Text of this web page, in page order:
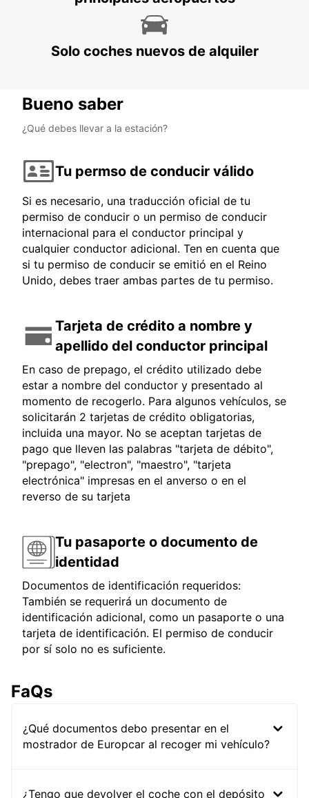
Solo coches nuevos de alquiler
Bueno saber
¿Qué debes llevar a la estación?
Tu permso de conducir válido
Si es necesario, una traducción oficial de tu
permiso de conducir o un permiso de conducir
internacional para el conductor principal y
cualquier conductor adicional. Ten en cuenta que
si tu permiso de conducir se emitió en el Reino
Unido, debes traer ambas partes de tu permiso.
Tarjeta de crédito a nombre y
apellido del conductor principal
En caso de prepago, el crédito utilizado debe
estar a nombre del conductor y presentado al
momento de recogerlo. Para algunos vehículos, se
solicitarán 2 tarjetas de crédito obligatorias,
incluida una mayor. No se aceptan tarjetas de
pago que lleven las palabras "tarjeta de débito",
"prepago", "electron", "maestro", "tarjeta
electrónica" impresas en el anverso o en el
reverso de su tarjeta
Tu pasaporte o documento de
identidad
Documentos de identificación requeridos:
También se requerirá un documento de
identificación adicional, como un pasaporte o una
tarjeta de identificación. El permiso de conducir
por sí solo no es suficiente.
FaQs
¿Qué documentos debo presentar en el
mostrador de Europcar al recoger mi vehículo?
¿Tengo que devolver el coche con el depósito